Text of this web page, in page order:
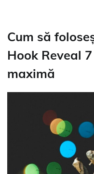
Cum să
Hook Reveal
maximă